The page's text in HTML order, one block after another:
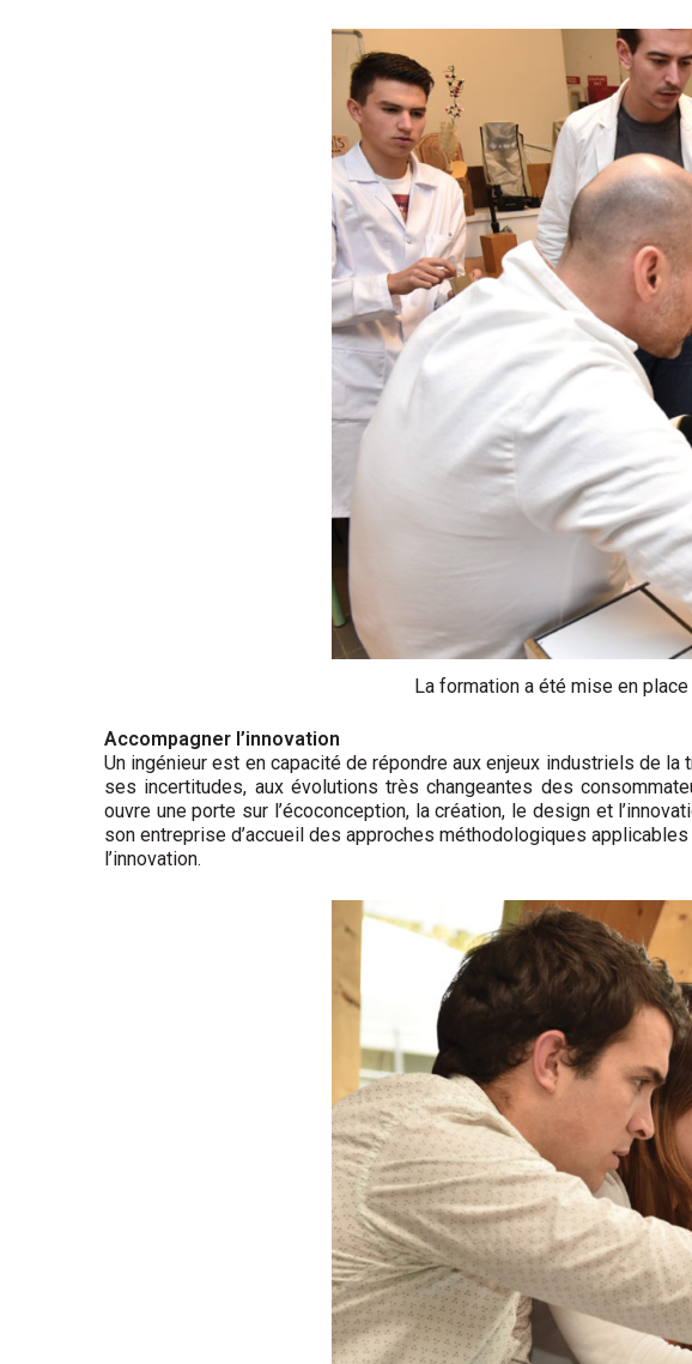
La formation a été mise en
Accompagner l’innovation
Un ingénieur est en capacité de répondre aux enjeux industriels de
ses incertitudes, aux évolutions très changeantes des
ouvre une porte sur l’écoconception, la création, le design et
son entreprise d’accueil des approches méthodologiques
l’innovation.